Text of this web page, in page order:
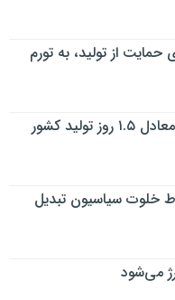
از تولید، به تورم
صادرات ۱۰ هزار تن مرغ معادل ۱.۵ روز تولید کشور
خلوت سیاسیون تبدیل
می‌شود